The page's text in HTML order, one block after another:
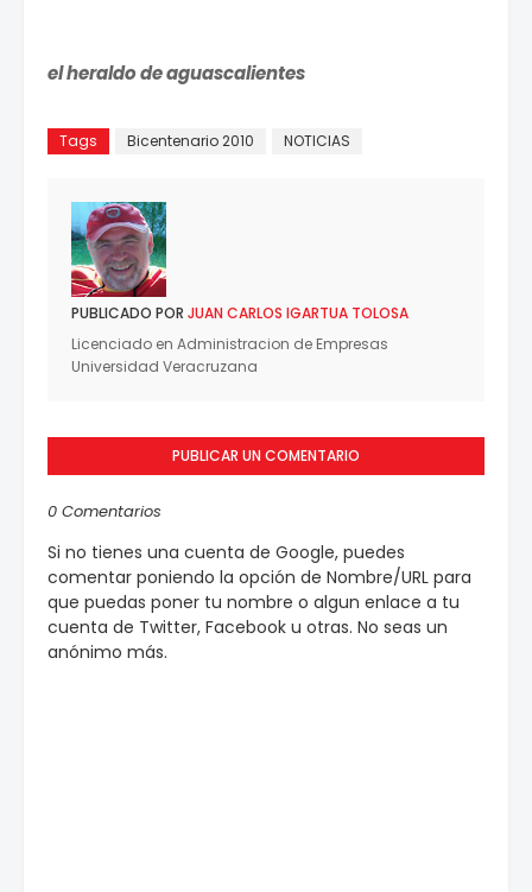
el heraldo de aguascalientes
Tags Bicentenario 2010 NOTICIAS
PUBLICADO POR JUAN CARLOS IGARTUA TOLOSA
Licenciado en Administracion de Empresas
Universidad Veracruzana
PUBLICAR UN COMENTARIO
0 Comentarios
Si no tienes una cuenta de Google, puedes
comentar poniendo la opción de Nombre/URL para
que puedas poner tu nombre o algun enlace a tu
cuenta de Twitter, Facebook u otras. No seas un
anónimo más.